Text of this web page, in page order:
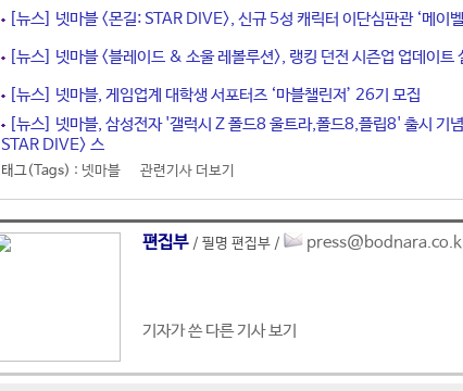
[뉴스] 넷마블 <몬길: STAR DIVE>, 신규 5성 캐릭터 이단심판관 ‘메이
[뉴스] 넷마블 <블레이드 & 소울 레볼루션>, 랭킹 던전 시즌업 업데이트
[뉴스] 넷마블, 게임업계 대학생 서포터즈 ‘마블챌린저’ 26기 모집
[뉴스] 넷마블, 삼성전자 '갤럭시 Z 폴드8 울트라,폴드8,플립8' 출시 기
STAR DIVE> 스
태그(Tags) : 넷마블 관련기사 더보기
편집부 / 필명 편집부 /
기자가 쓴 다른 기사 보기